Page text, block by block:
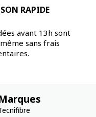
RAPIDE
avant 13h sont
sans frais